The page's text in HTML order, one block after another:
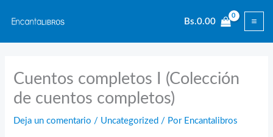
contenido
Bs.0.00
Cuentos completos I (Colección
de cuentos completos)
Deja un comentario / Uncategorized / Por Encantalibros